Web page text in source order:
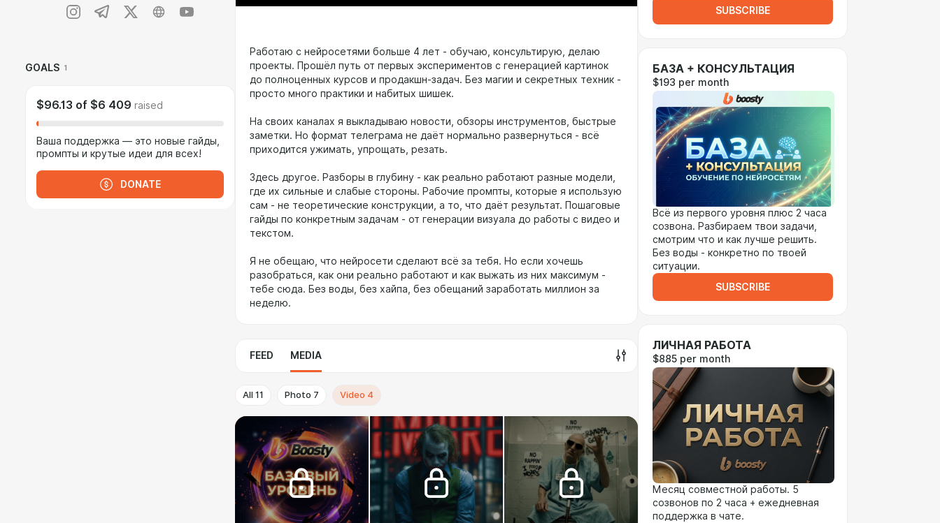
GOALS 1
$96.13 of $6 409 raised
Ваша поддержка — это новые гайды,
промпты и крутые идеи для всех!
DONATE
Работаю с нейросетями больше 4 лет - обучаю, консультирую, делаю
проекты. Прошёл путь от первых экспериментов с генерацией картинок
до полноценных курсов и продакшн-задач. Без магии и секретных техник -
просто много практики и набитых шишек.
На своих каналах я выкладываю новости, обзоры инструментов, быстрые
заметки. Но формат телеграма не даёт нормально развернуться - всё
приходится ужимать, упрощать, резать.
Здесь другое. Разборы в глубину - как реально работают разные модели,
где их сильные и слабые стороны. Рабочие промпты, которые я использую
сам - не теоретические конструкции, а то, что даёт результат. Пошаговые
гайды по конкретным задачам - от генерации визуала до работы с видео и
текстом.
Я не обещаю, что нейросети сделают всё за тебя. Но если хочешь
разобраться, как они реально работают и как выжать из них максимум -
тебе сюда. Без воды, без хайпа, без обещаний заработать миллион за
неделю.
FEED MEDIA
All11 Photo 7 Video 4
SUBSCRIBE
БАЗА + КОНСУЛЬТАЦИЯ
$193 per month
Всё из первого уровня плюс 2 часа
созвона. Разбираем твои задачи,
смотрим что и как лучше решить.
Без воды - конкретно по твоей
ситуации.
SUBSCRIBE
ЛИЧНАЯ РАБОТА
$885 per month
Месяц совместной работы. 5
созвонов по 2 часа + ежедневная
поддержка в чате.